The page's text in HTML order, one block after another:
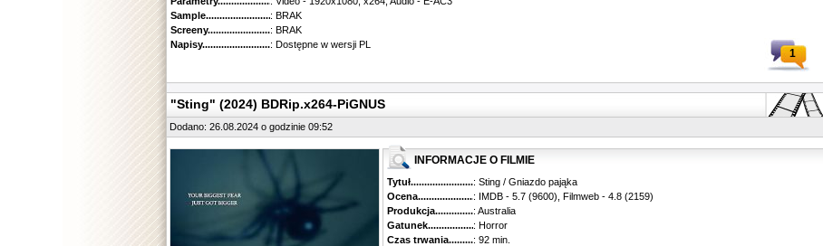
Sample............................................
: BRAK
Screeny...........................................
: BRAK
Napisy............................................
: Dostępne w wersji PL
1
"Sting" (2024) BDRip.x264-PiGNUS
Dodano: 26.08.2024 o godzinie 09:52
INFORMACJE O FILMIE
Tytuł............................................
: Sting / Gniazdo pająka
Ocena.............................................: IMDB - 5.7 (9600), Filmweb - 4.8 (2159)
Produkcja.........................................
: Australia
Gatunek...........................................
: Horror
Czas trwania......................................
: 92 min.